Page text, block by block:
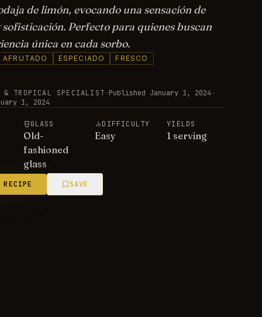
de limón, evocando una sensación de
Perfecto para quienes buscan
única en cada sorbo.
AFRUTADO ESPECIADO FRESCO
TROPICAL SPECIALIST ·Published January 1, 2024 ·
1, 2024
GLASS
Old-
fashioned
glass
DIFFICULTY
Easy
YIELDS
1 serving
SAVE